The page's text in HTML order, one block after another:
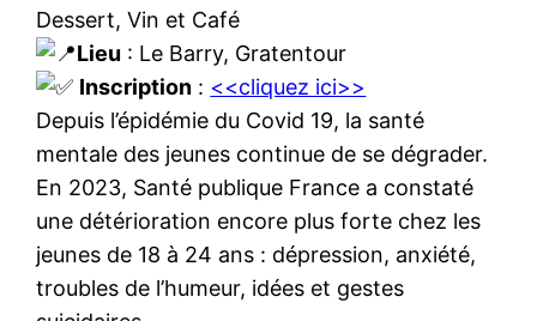
Dessert, Vin et Café
Lieu : Le Barry, Gratentour
Inscription : <<cliquez ici>>
Depuis l’épidémie du Covid 19, la santé
mentale des jeunes continue de se dégrader.
En 2023, Santé publique France a constaté
une détérioration encore plus forte chez les
jeunes de 18 à 24 ans : dépression, anxiété,
troubles de l’humeur, idées et gestes